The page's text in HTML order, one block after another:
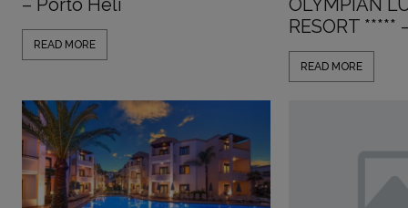
– Porto Heli
READ MORE
OLYMPIAN
RESORT *****
READ MORE